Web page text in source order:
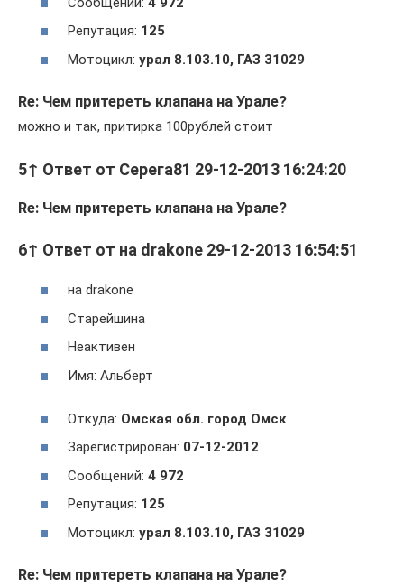
Репутация: 125
Мотоцикл: урал 8.103.10, ГАЗ 31029
Re: Чем притереть клапана на Урале?
можно и так, притирка 100рублей стоит
5↑ Ответ от Серега81 29-12-2013 16:24:20
Re: Чем притереть клапана на Урале?
6↑ Ответ от на drakone 29-12-2013 16:54:51
на drakone
Cтарейшина
Неактивен
Имя: Альберт
Откуда: Омская обл. город Омск
Зарегистрирован: 07-12-2012
Сообщений: 4 972
Репутация: 125
Мотоцикл: урал 8.103.10, ГАЗ 31029
Re: Чем притереть клапана на Урале?